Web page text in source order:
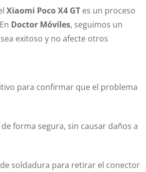
Xiaomi Poco X4 GT es un proceso
Doctor Móviles, seguimos un
exitoso y no afecte otros
para confirmar que el problema
forma segura, sin causar daños a
soldadura para retirar el conector